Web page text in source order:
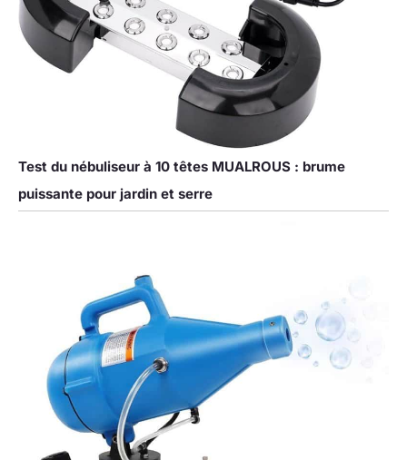
Test du nébuliseur à 10 têtes MUALROUS : brume
puissante pour jardin et serre